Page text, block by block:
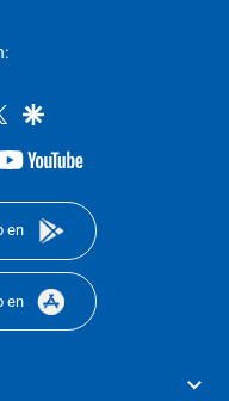
twittergoogle
youtube-
en
en